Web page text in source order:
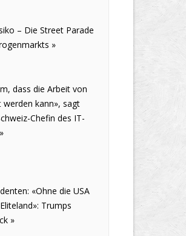
– Die Street Parade
»
dass die Arbeit von
werden kann», sagt
Chefin des IT-
«Ohne die USA
Trumps
»